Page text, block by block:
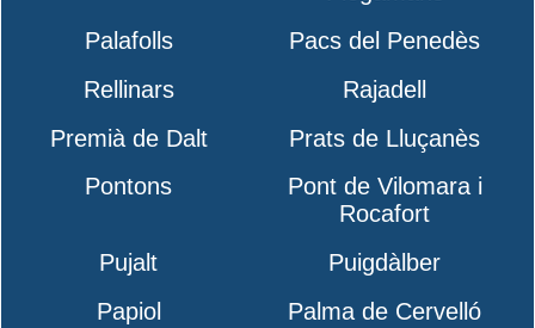
Palafolls
Pacs del Penedès
Rellinars
Rajadell
Premià de Dalt
Prats de Lluçanès
Pontons
Pont de Vilomara i
Rocafort
Pujalt
Puigdàlber
Papiol
Palma de Cervelló